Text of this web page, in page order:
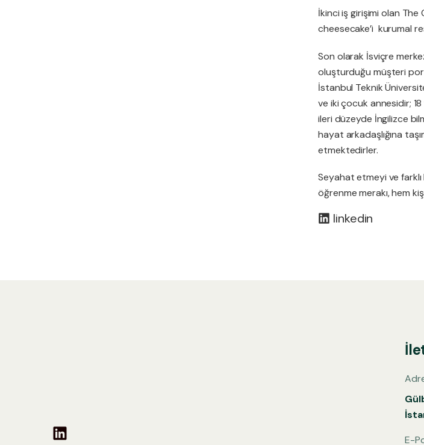
İkinci iş girişimi olan The
cheesecake’i kurumal
Son olarak İsviçre
oluşturduğu müşteri
İstanbul Teknik
ve iki çocuk annesidir; 18
ileri düzeyde İngilizce
hayat arkadaşlığına
etmektedirler.
Seyahat etmeyi ve
öğrenme merakı, hem
linkedin
E-